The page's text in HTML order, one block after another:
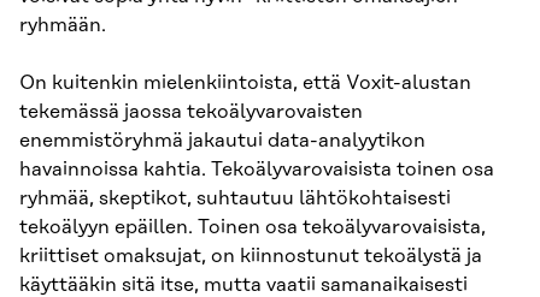
ryhmään.
On kuitenkin mielenkiintoista, että Voxit-alustan
tekemässä jaossa tekoälyvarovaisten
enemmistöryhmä jakautui data-analyytikon
havainnoissa kahtia. Tekoälyvarovaisista toinen osa
ryhmää, skeptikot, suhtautuu lähtökohtaisesti
tekoälyyn epäillen. Toinen osa tekoälyvarovaisista,
kriittiset omaksujat, on kiinnostunut tekoälystä ja
käyttääkin sitä itse, mutta vaatii samanaikaisesti